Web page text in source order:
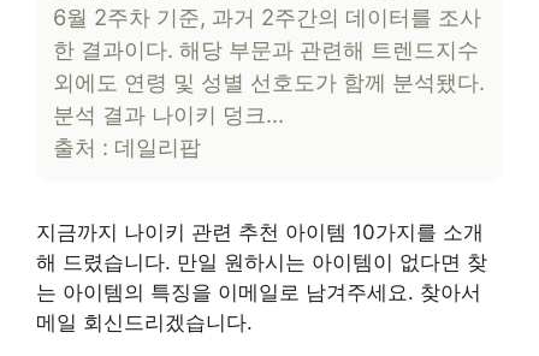
6월 2주차 기준, 과거 2주간의 데이터를 조사
한 결과이다. 해당 부문과 관련해 트렌드지수
외에도 연령 및 성별 선호도가 함께 분석됐다.
분석 결과 나이키 덩크…
출처 : 데일리팝
지금까지 나이키 관련 추천 아이템 10가지를 소개
해 드렸습니다. 만일 원하시는 아이템이 없다면 찾
는 아이템의 특징을 이메일로 남겨주세요. 찾아서
메일 회신드리겠습니다.